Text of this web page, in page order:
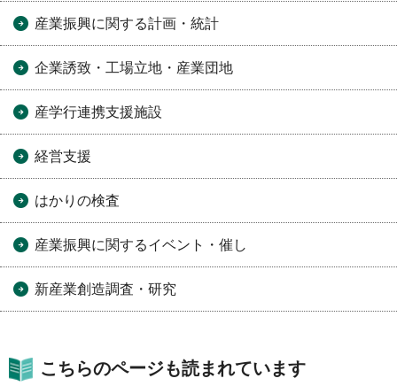
産業振興に関する計画・統計
企業誘致・工場立地・産業団地
産学行連携支援施設
経営支援
はかりの検査
産業振興に関するイベント・催し
新産業創造調査・研究
こちらのページも読まれています